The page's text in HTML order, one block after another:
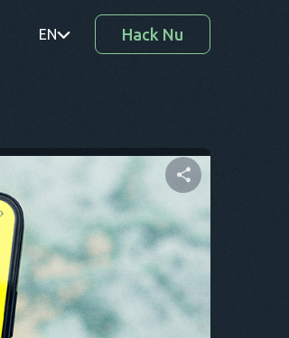
EN
EL
Hack Nu
Del denne artikel
Twitter Facebook Kopier link